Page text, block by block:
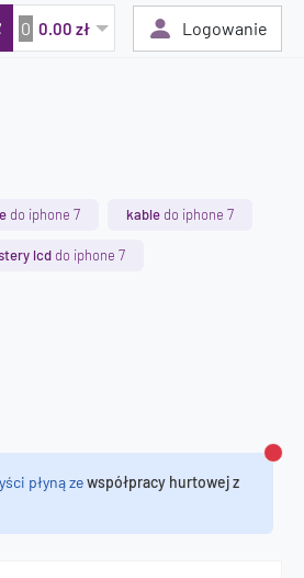
0 0.00 zł Logowanie
do iphone 7 kable do iphone 7
lcd do iphone 7
płyną zewspółpracy hurtowej z